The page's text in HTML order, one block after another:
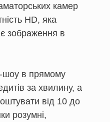
камер
HD, яка
зображення в
шоу в прямому
за хвилину, а
від 10 до
розумні,